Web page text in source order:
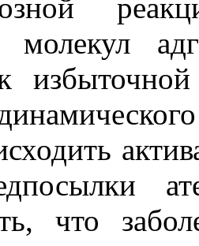
молекул
избыточной
что